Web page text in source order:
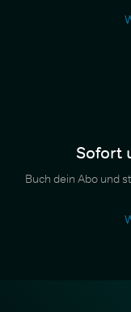
Sofort
Buch dein Abo und